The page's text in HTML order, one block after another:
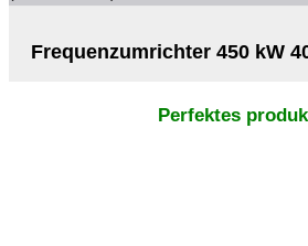
Frequenzumrichter 450 kW
Perfektes